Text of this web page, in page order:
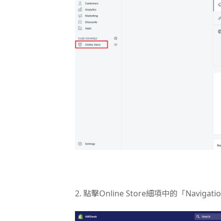
2. 點擊Online Store細項中的「